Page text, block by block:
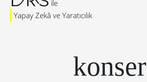
Yapay Zekâ ve Yaratıcılık
konser